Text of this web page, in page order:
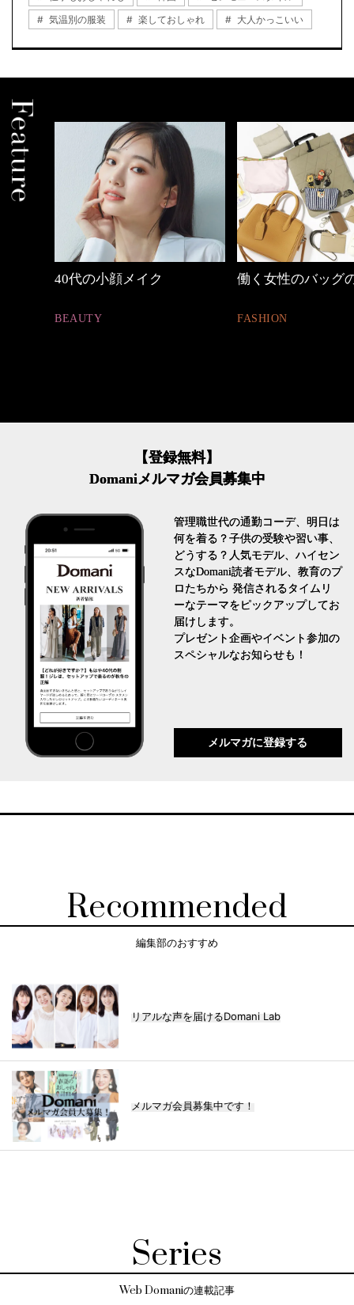
気温別の服装
楽しておしゃれ 大人かっこいい
働く女性のバッグの中身
FASHION
心地よくいられる
【登録無料】
Domaniメルマガ会員募集中
管理職世代の通勤コーデ、明日は
何を着る？子供の受験や習い事、
どうする？人気モデル、ハイセン
スなDomani読者モデル、教育のプ
ロたちから 発信されるタイムリ
ーなテーマをピックアップしてお
届けします。
プレゼント企画やイベント参加の
スペシャルなお知らせも！
メルマガに登録する
Recommended
編集部のおすすめ
リアルな声を届けるDomani Lab
メルマガ会員募集中です！
Series
Web Domaniの連載記事